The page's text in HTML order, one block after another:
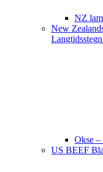
NZ
New
Okse –
US BEEF